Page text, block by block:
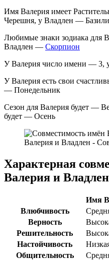
Имя Валерия имеет
Черешня, у Владлен —
Любимые знаки зодиака для
Владлен — Скорпион
У Валерия число имени — 3,
У Валерия есть свои
— Понедельник
Сезон для Валерия будет —
будет — Осень
Валерия и Владлен -
Характерная
Валерия и Владлен
Имя
Влюбчивость
Верность
Решительность
Настойчивость
Общительность